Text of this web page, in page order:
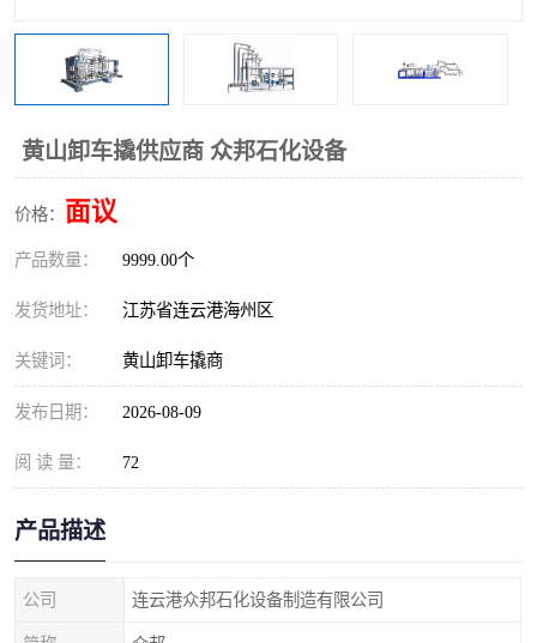
黄山卸车撬供应商 众邦石化设备
价格： 面议
产品数量： 9999.00个
发货地址： 江苏省连云港海州区
关键词： 黄山卸车撬商
发布日期： 2026-08-09
阅 读 量： 72
产品描述
公司 连云港众邦石化设备制造有限公司